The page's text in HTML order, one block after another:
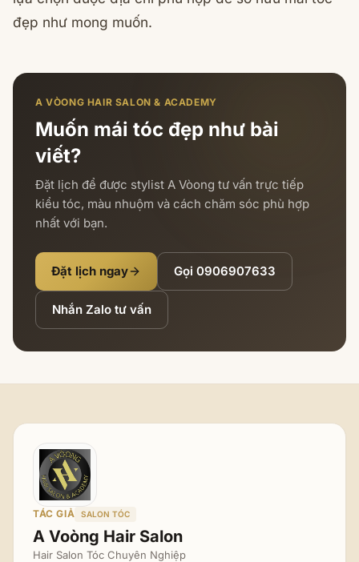
đẹp như mong muốn.
A VÒONG HAIR SALON & ACADEMY
Muốn mái tóc đẹp như bài
viết?
Đặt lịch để được stylist A Vòong tư vấn trực tiếp
kiểu tóc, màu nhuộm và cách chăm sóc phù hợp
nhất với bạn.
Đặt lịch ngay Gọi 0906907633
Nhắn Zalo tư vấn
TÁC GIẢ SALON TÓC
A Voòng Hair Salon
Hair Salon Tóc Chuyên Nghiệp